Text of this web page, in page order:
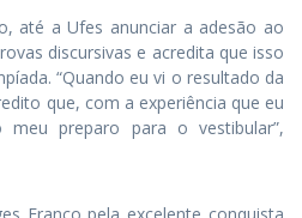
até a Ufes anunciar a adesão ao
discursivas e acredita que isso
“Quando eu vi o resultado da
que, com a experiência que eu
preparo para o vestibular”,